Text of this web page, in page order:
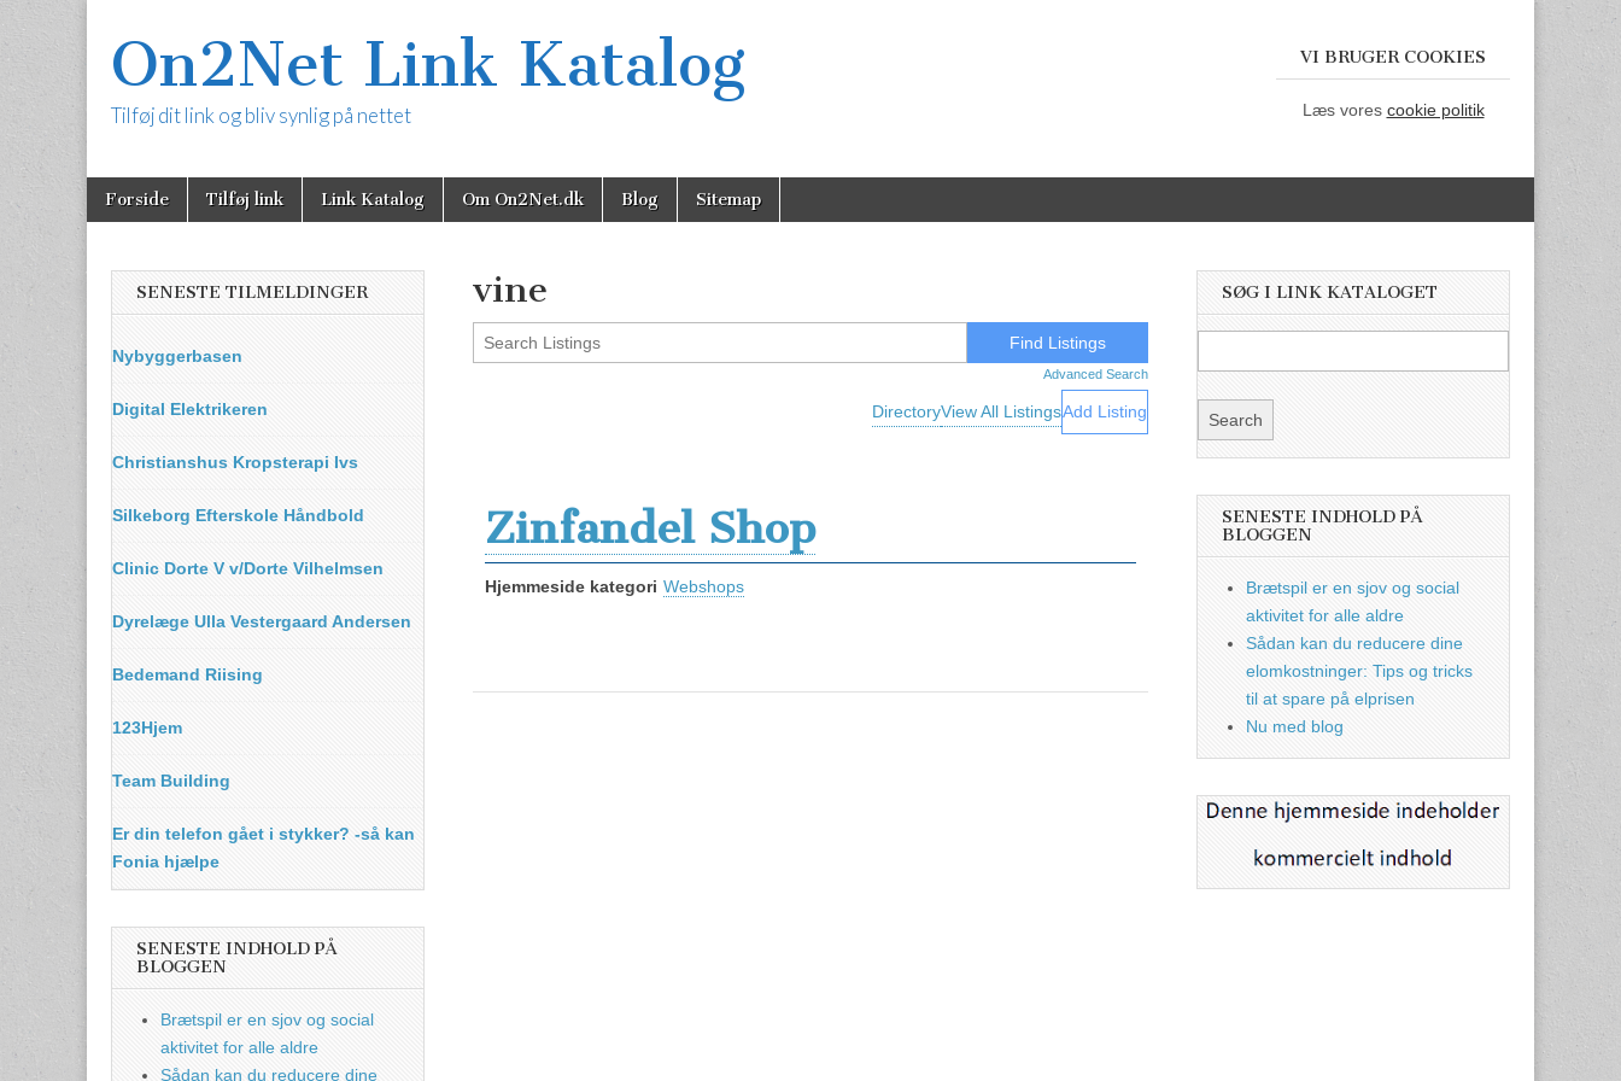
On2Net Link Katalog
Tilføj dit link og bliv synlig på nettet
VI BRUGER COOKIES
Læs vores cookie politik
Main
menu
Skip
Forside Tilføj link Link Katalog Om On2Net.dk Blog Sitemap
vine
Advanced Search
DirectoryView All ListingsAdd Listing
Zinfandel Shop
Hjemmeside kategori Webshops
SENESTE TILMELDINGER
Nybyggerbasen
Digital Elektrikeren
Christianshus Kropsterapi Ivs
Silkeborg Efterskole Håndbold
Clinic Dorte V v/Dorte Vilhelmsen
Dyrelæge Ulla Vestergaard Andersen
Bedemand Riising
123Hjem
Team Building
Er din telefon gået i stykker? -så kan
Fonia hjælpe
SENESTE INDHOLD PÅ
BLOGGEN
Brætspil er en sjov og social
aktivitet for alle aldre
Sådan kan du reducere dine
SØG I LINK KATALOGET
SENESTE INDHOLD PÅ
BLOGGEN
Brætspil er en sjov og social
aktivitet for alle aldre
Sådan kan du reducere dine
elomkostninger: Tips og tricks
til at spare på elprisen
Nu med blog